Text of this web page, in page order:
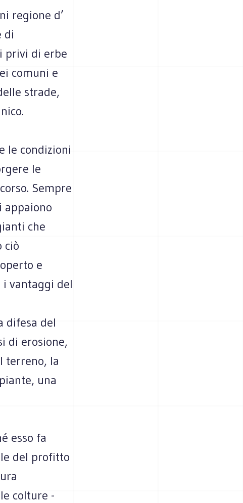
regione d’
di
privi di erbe
comuni e
strade,
le condizioni
le
Sempre
che
ciò
e
i vantaggi del
difesa del
di erosione,
terreno, la
una
esso fa
del profitto
colture -